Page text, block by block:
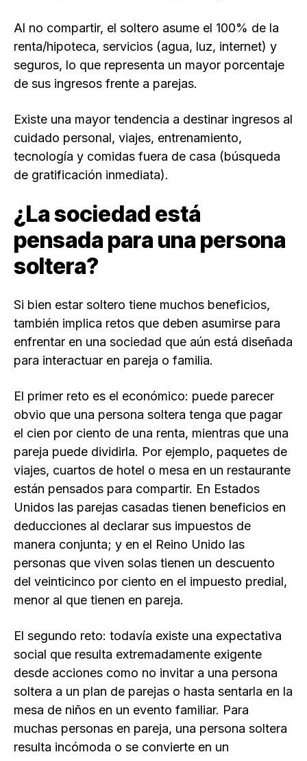
Al no compartir, el soltero asume el 100% de la
renta/hipoteca, servicios (agua, luz, internet) y
seguros, lo que representa un mayor porcentaje
de sus ingresos frente a parejas.
Existe una mayor tendencia a destinar ingresos al
cuidado personal, viajes, entrenamiento,
tecnología y comidas fuera de casa (búsqueda
de gratificación inmediata).
¿La sociedad está
pensada para una persona
soltera?
Si bien estar soltero tiene muchos beneficios,
también implica retos que deben asumirse para
enfrentar en una sociedad que aún está diseñada
para interactuar en pareja o familia.
El primer reto es el económico: puede parecer
obvio que una persona soltera tenga que pagar
el cien por ciento de una renta, mientras que una
pareja puede dividirla. Por ejemplo, paquetes de
viajes, cuartos de hotel o mesa en un restaurante
están pensados para compartir. En Estados
Unidos las parejas casadas tienen beneficios en
deducciones al declarar sus impuestos de
manera conjunta; y en el Reino Unido las
personas que viven solas tienen un descuento
del veinticinco por ciento en el impuesto predial,
menor al que tienen en pareja.
El segundo reto: todavía existe una expectativa
social que resulta extremadamente exigente
desde acciones como no invitar a una persona
soltera a un plan de parejas o hasta sentarla en la
mesa de niños en un evento familiar. Para
muchas personas en pareja, una persona soltera
resulta incómoda o se convierte en un